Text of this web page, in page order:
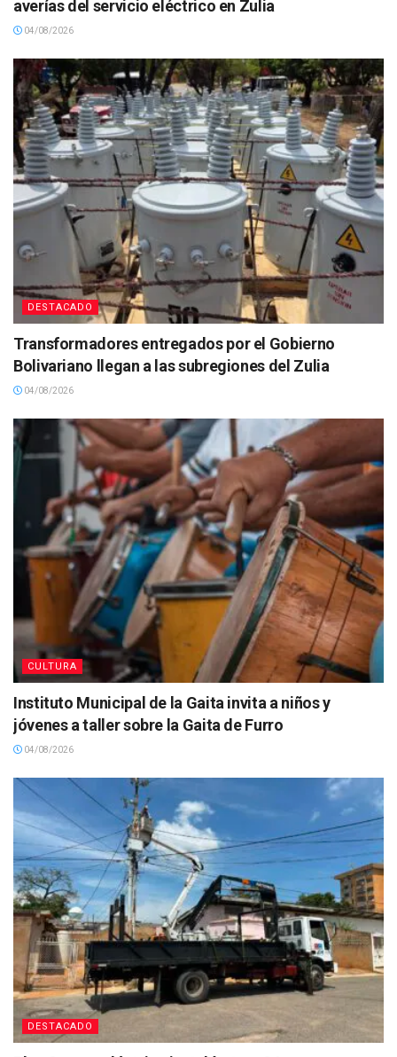
averías del servicio eléctrico en Zulia
04/08/2026
DESTACADO
Transformadores entregados por el Gobierno
Bolivariano llegan a las subregiones del Zulia
04/08/2026
CULTURA
Instituto Municipal de la Gaita invita a niños y
jóvenes a taller sobre la Gaita de Furro
04/08/2026
DESTACADO